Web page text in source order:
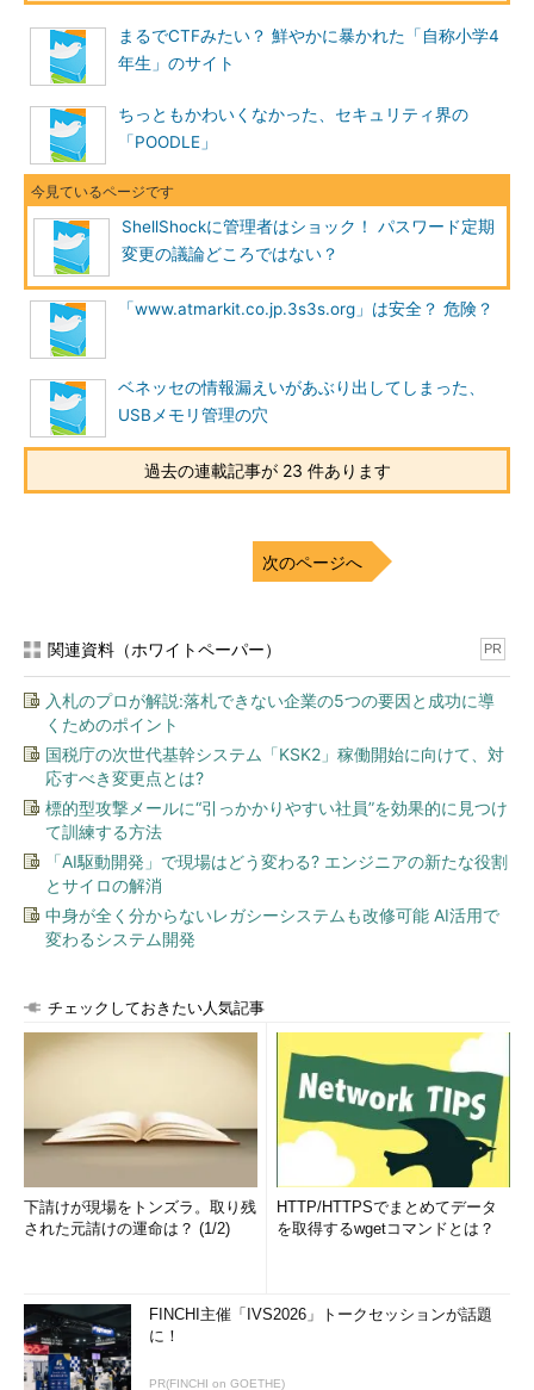
えるIPAがそんなこと要求するのはいかがなものか」と盛り上が
ります。
中でも多かった意見は、「サービスごとに異なるパスワードを
設定する」「分かりにくい文字列をパスワードにする」の二つと
同列に「パスワードの定期変更」を並べるのはどうなのかという
ことと、これらのいずれかを対策とするという要件であるため、
ことはあまりよくない」と反論がありました（なお、
@keijitakeda氏は基本的にパスワードの定期変更には反対の立場
だそうです）。
@keijitakeda氏に対して、たくさんの反論ツイートが向かいま
す。まとめると、定期変更は一定の効果はあるのは分かってはい
るけれど、あくまでも他の2つの補助的な役割に過ぎないので、
ここでいずれかの対策に含めるのは不適当なのでは？ という意
その後も会話がうまく噛み合わないまま、議論ツイートだけは
交わされていき、パスワードの定期変更に関する意見が流れるだ
IPAがTwitter上の議論を見ていたのかは分かりませんが、結局
2014年9月9日に「ID・パスワードは定期的に変更する」という
まるでCTFみたい？ 鮮やかに暴かれた「自称小学4
年生」のサイト
ちっともかわいくなかった、セキュリティ界の
「POODLE」
ShellShockに管理者はショック！ パスワード定期
変更の議論どころではない？
「www.atmarkit.co.jp.3s3s.org」は安全？ 危険？
ベネッセの情報漏えいがあぶり出してしまった、
USBメモリ管理の穴
過去の連載記事が 23 件あります
次のページへ
関連資料（ホワイトペーパー） PR
入札のプロが解説:落札できない企業の5つの要因と成功に導
くためのポイント
国税庁の次世代基幹システム「KSK2」稼働開始に向けて、対
応すべき変更点とは?
標的型攻撃メールに“引っかかりやすい社員”を効果的に見つけ
て訓練する方法
「AI駆動開発」で現場はどう変わる? エンジニアの新たな役割
とサイロの解消
中身が全く分からないレガシーシステムも改修可能 AI活用で
変わるシステム開発
チェックしておきたい人気記事
下請けが現場をトンズラ。取り残
された元請けの運命は？ (1/2)
HTTP/HTTPSでまとめてデータ
を取得するwgetコマンドとは？
FINCHI主催「IVS2026」トークセッションが話題
に！
PR(FINCHI on GOETHE)